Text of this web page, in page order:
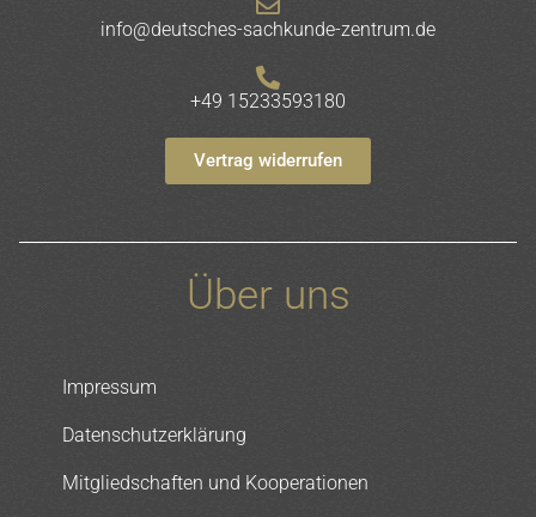
info@deutsches-sachkunde-zentrum.de
+49 15233593180
Vertrag widerrufen
Über uns
Impressum
Datenschutzerklärung
Mitgliedschaften und Kooperationen